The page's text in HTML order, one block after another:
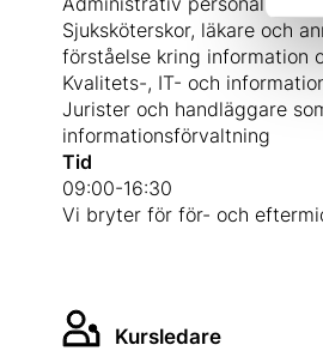
Sjuksköterskor, läkare och
förståelse kring information
Kvalitets-, IT- och
Jurister och handläggare
informationsförvaltning
Tid
09:00-16:30
Vi bryter för för- och
Kursledare